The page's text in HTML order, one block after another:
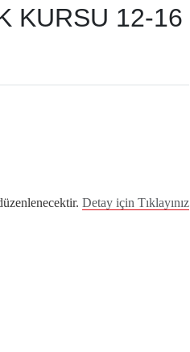
KURSU 12-16
Detay için Tıklayınız